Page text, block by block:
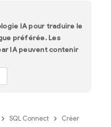
IA pour traduire le
préférée. Les
IA peuvent contenir
SQL Connect Créer